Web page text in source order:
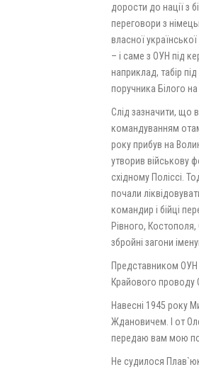
дорости до нації з
переговори з
власної
– і саме з ОУН під
наприклад, табір
поручника Білого
Слід зазначити, що
командуванням
року прибув на
утворив військову
східному Поліссі.
почали
командир і бійці
Рівного, Костополя,
збройні загони
Представником ОУН
Крайового проводу
Навесні 1945 року
Ждановичем. І от
передаю вам мою
Не судилося